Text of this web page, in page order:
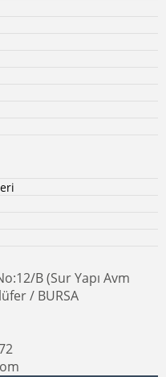
B (Sur Yapı Avm
/ BURSA